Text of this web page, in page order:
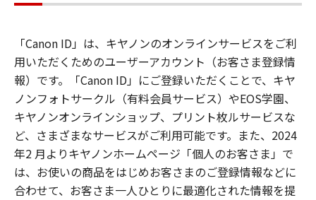
「Canon ID」は、キヤノンのオンラインサービスをご利
用いただくためのユーザーアカウント（お客さま登録情
報）です。「Canon ID」にご登録いただくことで、キヤ
ノンフォトサークル（有料会員サービス）やEOS学園、
キヤノンオンラインショップ、プリント枚ルサービスな
ど、さまざまなサービスがご利用可能です。また、2024
年2 月よりキヤノンホームページ「個人のお客さま」で
は、お使いの商品をはじめお客さまのご登録情報などに
合わせて、お客さま一人ひとりに最適化された情報を提